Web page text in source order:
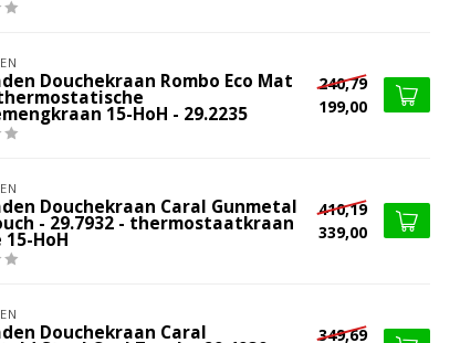
Douchekraan Rombo Eco Mat
15-HoH - 29.2235
240,79
199,00
Douchekraan Caral Gunmetal
- 29.7932 - thermostaatkraan
HoH
410,19
339,00
Douchekraan Caral
349,69